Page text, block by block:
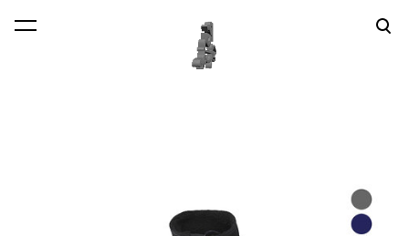
lisati ostukorvi. Vaata ostukorvi